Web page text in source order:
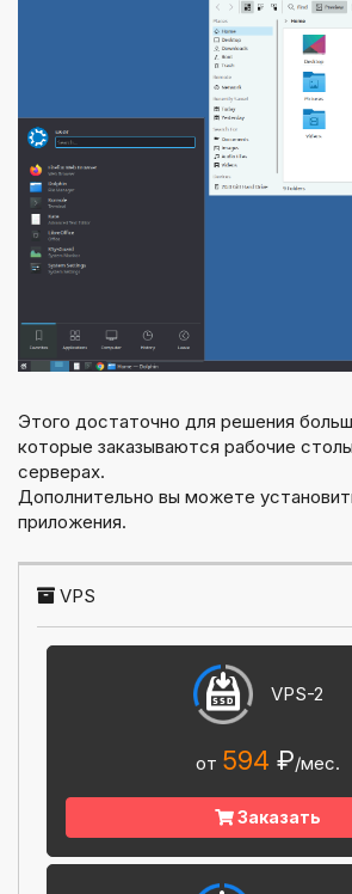
Этого достаточно для решения
которые заказываются рабочие
серверах.
Дополнительно вы можете
приложения.
VPS
VPS-2
от 594 ₽/мес.
Заказать